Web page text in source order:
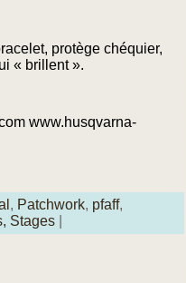
protège chéquier,
« brillent ».
www.husqvarna-
, Patchwork, pfaff,
Stages